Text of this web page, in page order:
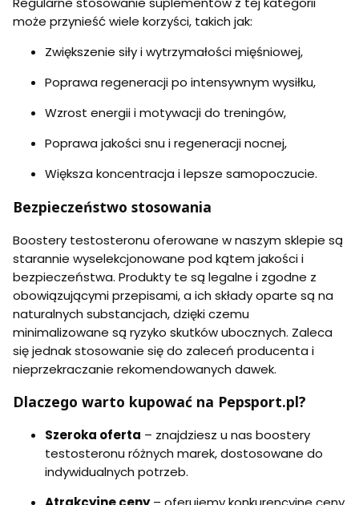
może przynieść wiele korzyści, takich jak:
Zwiększenie siły i wytrzymałości mięśniowej,
Poprawa regeneracji po intensywnym wysiłku,
Wzrost energii i motywacji do treningów,
Poprawa jakości snu i regeneracji nocnej,
Większa koncentracja i lepsze samopoczucie.
Bezpieczeństwo stosowania
Boostery testosteronu oferowane w naszym sklepie są
starannie wyselekcjonowane pod kątem jakości i
bezpieczeństwa. Produkty te są legalne i zgodne z
obowiązującymi przepisami, a ich składy oparte są na
naturalnych substancjach, dzięki czemu
minimalizowane są ryzyko skutków ubocznych. Zaleca
się jednak stosowanie się do zaleceń producenta i
nieprzekraczanie rekomendowanych dawek.
Dlaczego warto kupować na Pepsport.pl?
Szeroka oferta – znajdziesz u nas boostery
testosteronu różnych marek, dostosowane do
indywidualnych potrzeb.